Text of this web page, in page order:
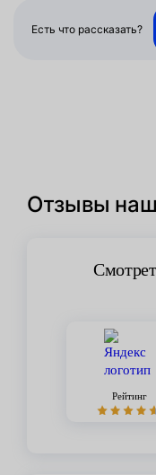
Есть что рассказать?
Отзывы
Рейтинг